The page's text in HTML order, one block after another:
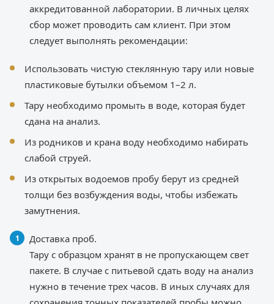
аккредитованной лаборатории. В личных целях
сбор может проводить сам клиент. При этом
следует выполнять рекомендации:
Использовать чистую стеклянную тару или новые
пластиковые бутылки объемом 1–2 л.
Тару необходимо промыть в воде, которая будет
сдана на анализ.
Из родников и крана воду необходимо набирать
слабой струей.
Из открытых водоемов пробу берут из средней
толщи без возбуждения воды, чтобы избежать
замутнения.
Доставка проб.
Тару с образцом хранят в не пропускающем свет
пакете. В случае с питьевой сдать воду на анализ
нужно в течение трех часов. В иных случаях для